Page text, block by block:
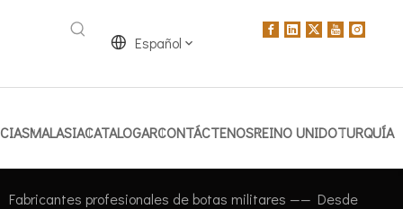
Español
MALASIACATALOGARCONTÁCTENOSREINO UNIDOTURQUÍA
Fabricantes profesionales de botas militares —— Desde